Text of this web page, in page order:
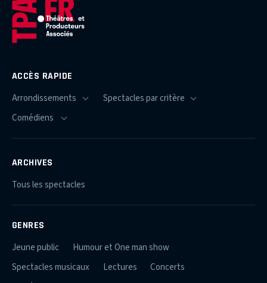
ACCÈS RAPIDE
ARCHIVES
Tous les spectacles
GENRES
Jeune public
Humour et One man show
Spectacles musicaux
Lectures
Concerts